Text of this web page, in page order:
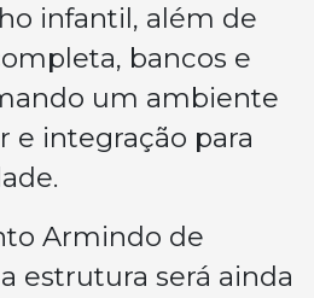
infantil, além de
bancos e
um ambiente
e integração para
Armindo de
estrutura será ainda